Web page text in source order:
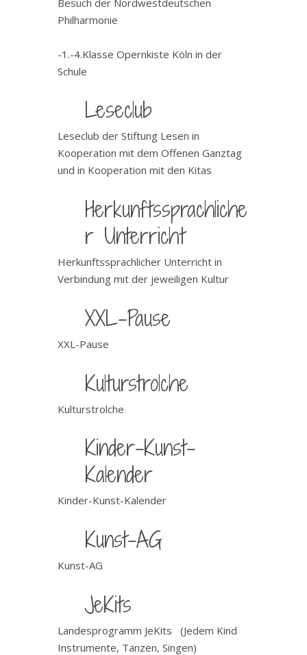
Philharmonie
-1.-4.Klasse Opernkiste Köln in der
Schule
Leseclub
Leseclub der Stiftung Lesen in
Kooperation mit dem Offenen Ganztag
und in Kooperation mit den Kitas
Herkunftssprachliche
r Unterricht
Herkunftssprachlicher Unterricht in
Verbindung mit der jeweiligen Kultur
XXL-Pause
XXL-Pause
Kulturstrolche
Kulturstrolche
Kinder-Kunst-
Kalender
Kinder-Kunst-Kalender
Kunst-AG
Kunst-AG
JeKits
Landesprogramm JeKits (Jedem Kind
Instrumente, Tanzen, Singen)